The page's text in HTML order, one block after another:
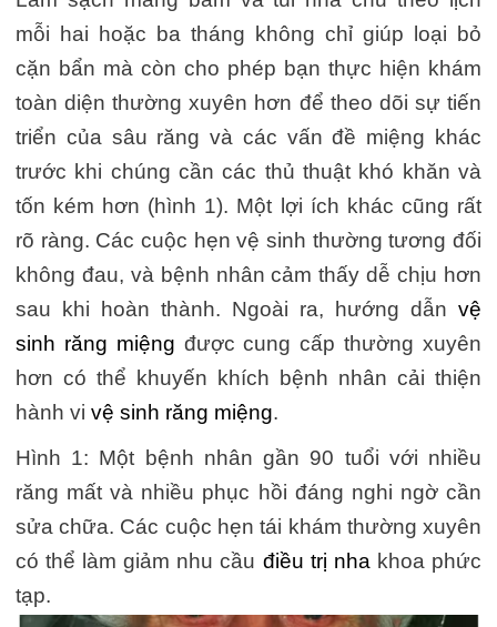
mỗi hai hoặc ba tháng không chỉ giúp loại bỏ
cặn bẩn mà còn cho phép bạn thực hiện khám
toàn diện thường xuyên hơn để theo dõi sự tiến
triển của sâu răng và các vấn đề miệng khác
trước khi chúng cần các thủ thuật khó khăn và
tốn kém hơn (hình 1). Một lợi ích khác cũng rất
rõ ràng. Các cuộc hẹn vệ sinh thường tương đối
không đau, và bệnh nhân cảm thấy dễ chịu hơn
sau khi hoàn thành. Ngoài ra, hướng dẫnvệ
sinh răng miệng được cung cấp thường xuyên
hơn có thể khuyến khích bệnh nhân cải thiện
hành vi vệ sinh răng miệng.
Hình 1: Một bệnh nhân gần 90 tuổi với nhiều
răng mất và nhiều phục hồi đáng nghi ngờ cần
sửa chữa. Các cuộc hẹn tái khám thường xuyên
có thể làm giảm nhu cầu điều trị nha khoa phức
tạp.